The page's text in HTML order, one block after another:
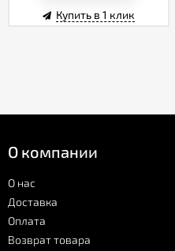
Купить в 1 клик
О компании
О нас
Доставка
Оплата
Возврат товара